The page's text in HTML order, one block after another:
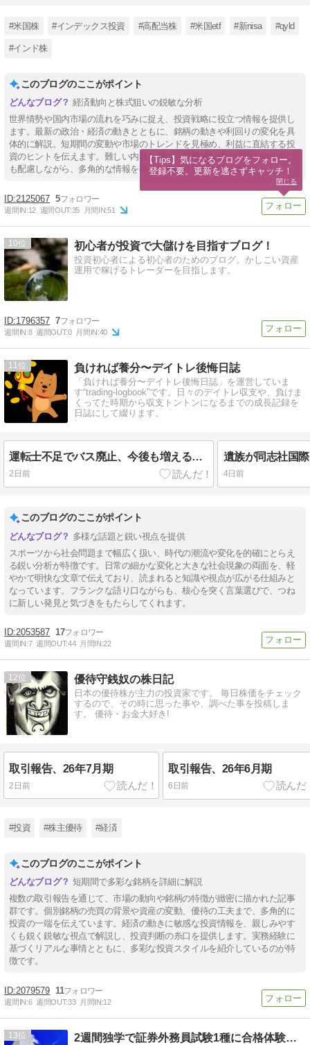
#米国株 #インデックス投資 #高配当株 #米国etf #新nisa #qyld
#インド株
このブログのここがポイント
経済動向と株式狙いの鋭敏な分析
世界情勢や国内市場の流れを巧みに捉え、投資戦略に役立つ情報を提供し
ます。最新の政治・経済の動きとともに、銘柄の動きや利回りの変化を具
体的に解説。短期間の変動や市場のトレンドを見極め、利益に直結する投
資のヒントを伝えます。難しい内容を避け、実用的な視点で読みやすさに
も配慮しながら、多角的な情報を得られる内容になっています。
2125067 5
週間IN:12 週間OUT:35 月間IN:51
10 初心者が投資で大儲けを目指すブログ！
投資初心者による初心者のためのブログ。かしこい資産
運用で稼げるトレーダーを目指します。
1796357 7
週間IN:8 週間OUT:0 月間IN:40
11 負ければ養分〜デイトレ後悔日誌
「負ければ養分〜デイトレ後悔日誌」を運営していま
す“trading-logbook”です。日々のデイトレ収支や、負けま
くってた時期から収支トントンになるまでの成長記録を
日誌にして綴ります。
運転士不足でバス廃止、今後も増えるだろうなぁ・・・
2日前 4日前
このブログのここがポイント
多様な話題と鋭い視点を提供
スポーツから社会問題まで幅広く扱い、時代の潮流や変化を的確にとらえ
る鋭い分析が特徴です。日常の細かな変化と大きな社会現象の両面を、軽
やかで明快な文章で伝えており、読まれると知識や視点が広がる仕組みと
なっています。フランクな語り口ながらも、核心を突く言葉選びで、つね
に新しい発見と気づきをもたらしてくれます。
2053587 17
週間IN:7 週間OUT:44 月間IN:22
12 優待守銭奴の株日記
日本の優待株が主力の投資家です。 毎日株価をチェック
するので、その時に思った事や、調べた事を投稿しま
す。 優待・お金大好き!
取引報告、26年7月期
2日前
取引報告、26年6月期
6日前
#投資 #株主優待 #経済
このブログのここがポイント
短期間で多彩な銘柄を詳細に解説
複数の取引報告を通じて、市場の動向や銘柄の特徴が緻密に描かれた記事
群です。個別銘柄の売買の背景や資産の変動、優待の工夫まで、多角的に
投資の一端を伝えています。経済の動きに敏感な投資情報を、親しみやす
くも鋭く鋭敏な視点で解説し、投資判断の糸口を提供します。実務経験に
基づくリアルな事情とともに、多彩な投資スタイルを紹介しているのが特
徴です。
2079579 11
週間IN:6 週間OUT:33 月間IN:12
13 2週間独学で証券外務員試験1種に合格体験ブログ
【Tips】気になるブログをフォロー。
登録不要。更新を逃さずキャッチ！
閉じる